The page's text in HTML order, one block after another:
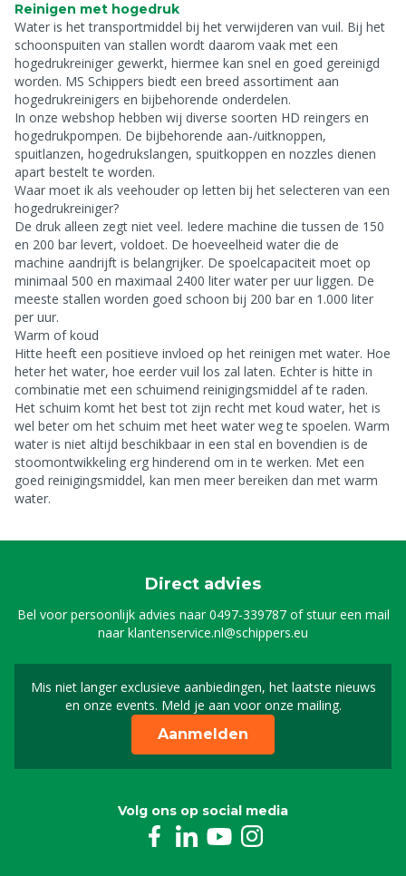
Reinigen met hogedruk
Water is het transportmiddel bij het verwijderen van vuil. Bij het
schoonspuiten van stallen wordt daarom vaak met een
hogedrukreiniger gewerkt, hiermee kan snel en goed gereinigd
worden. MS Schippers biedt een breed assortiment aan
hogedrukreinigers en bijbehorende onderdelen.
In onze webshop hebben wij diverse soorten HD reingers en
hogedrukpompen. De bijbehorende aan-/uitknoppen,
spuitlanzen, hogedrukslangen, spuitkoppen en nozzles dienen
apart bestelt te worden.
Waar moet ik als veehouder op letten bij het selecteren van een
hogedrukreiniger?
De druk alleen zegt niet veel. Iedere machine die tussen de 150
en 200 bar levert, voldoet. De hoeveelheid water die de
machine aandrijft is belangrijker. De spoelcapaciteit moet op
minimaal 500 en maximaal 2400 liter water per uur liggen. De
meeste stallen worden goed schoon bij 200 bar en 1.000 liter
per uur.
Warm of koud
Hitte heeft een positieve invloed op het reinigen met water. Hoe
heter het water, hoe eerder vuil los zal laten. Echter is hitte in
combinatie met een schuimend reinigingsmiddel af te raden.
Het schuim komt het best tot zijn recht met koud water, het is
wel beter om het schuim met heet water weg te spoelen. Warm
water is niet altijd beschikbaar in een stal en bovendien is de
stoomontwikkeling erg hinderend om in te werken. Met een
goed reinigingsmiddel, kan men meer bereiken dan met warm
water.
Direct advies
Bel voor persoonlijk advies naar0497-339787of stuur een mail
naarklantenservice.nl@schippers.eu
Mis niet langer exclusieve aanbiedingen, het laatste nieuws
en onze events. Meld je aan voor onze mailing.
Schrijf je in voor onze
Aanmelden
Volg ons op social media